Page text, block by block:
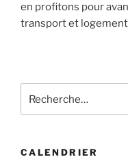
en profitons pour
transport et
pour
CALENDRIER